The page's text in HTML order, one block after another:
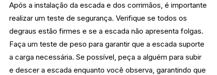
Após a instalação da escada e dos corrimãos, é importante
realizar um teste de segurança. Verifique se todos os
degraus estão firmes e se a escada não apresenta folgas.
Faça um teste de peso para garantir que a escada suporte
a carga necessária. Se possível, peça a alguém para subir
e descer a escada enquanto você observa, garantindo que